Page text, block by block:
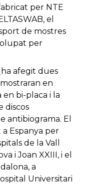
per NTE
el
de mostres
per
ha afegit dues
en
en bi-placa i la
discos
antibiograma. El
Espanya per
de la Vall
i Joan XXIII, i el
​​a
Universitari